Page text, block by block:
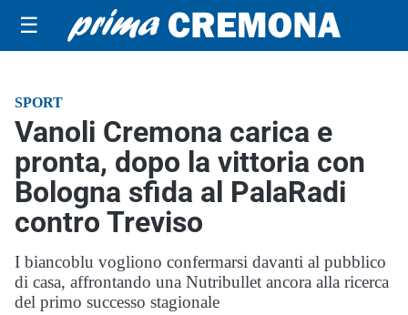
☰
SPORT
Vanoli Cremona carica e
pronta, dopo la vittoria con
Bologna sfida al PalaRadi
contro Treviso
I biancoblu vogliono confermarsi davanti al pubblico
di casa, affrontando una Nutribullet ancora alla ricerca
del primo successo stagionale